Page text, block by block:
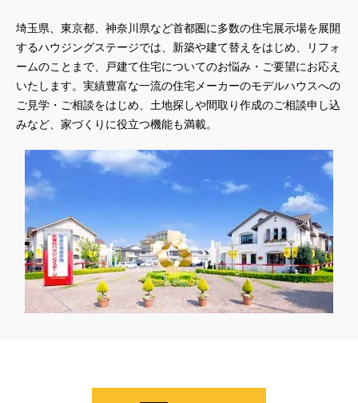
埼玉県、東京都、神奈川県など首都圏に多数の住宅展示場を展開
するハウジングステージでは、新築や建て替えをはじめ、リフォ
ームのことまで、戸建て住宅についてのお悩み・ご要望にお応え
いたします。実績豊富な一流の住宅メーカーのモデルハウスへの
ご見学・ご相談をはじめ、土地探しや間取り作成のご相談申し込
みなど、家づくりに役立つ機能も満載。